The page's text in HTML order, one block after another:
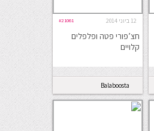
12 ביוני 2014 #21061
חצ’פורי פטה ופלפלים
קלויים
Balaboosta